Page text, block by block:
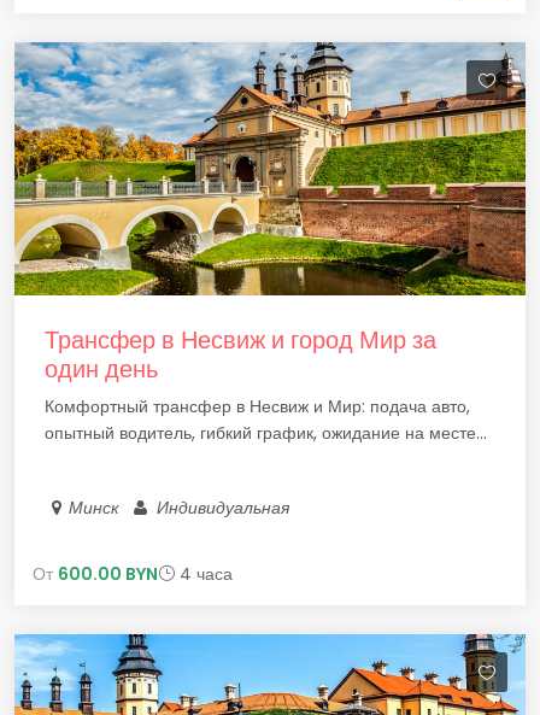
Трансфер в Несвиж и город Мир за
один день
Комфортный трансфер в Несвиж и Мир: подача авто,
опытный водитель, гибкий график, ожидание на месте...
Минск Индивидуальная
От 600.00 BYN 4 часа